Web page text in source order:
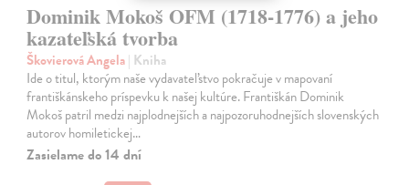
Dominik Mokoš OFM (1718-1776) a jeho
kazateľská tvorba
Škovierová Angela| Kniha
Ide o titul, ktorým naše vydavateľstvo pokračuje v mapovaní
františkánskeho príspevku k našej kultúre. Františkán Dominik
Mokoš patril medzi najplodnejších a najpozoruhodnejších slovenských
autorov homiletickej…
Zasielame do 14 dní